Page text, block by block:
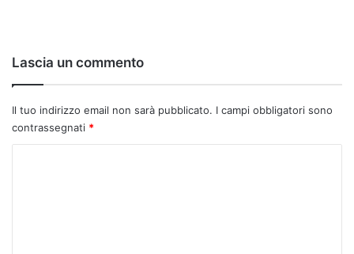
Lascia un commento
Il tuo indirizzo email non sarà pubblicato. I campi obbligatori sono
contrassegnati *